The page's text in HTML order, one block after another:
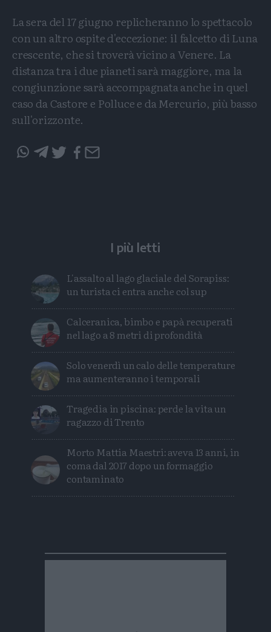
La sera del 17 giugno replicheranno lo spettacolo
con un altro ospite d'eccezione: il falcetto di Luna
crescente, che si troverà vicino a Venere. La
distanza tra i due pianeti sarà maggiore, ma la
congiunzione sarà accompagnata anche in quel
caso da Castore e Polluce e da Mercurio, più basso
sull'orizzonte.
I più letti
L'assalto al lago glaciale del Sorapiss:
un turista ci entra anche col sup
Calceranica, bimbo e papà recuperati
nel lago a 8 metri di profondità
Solo venerdì un calo delle temperature
ma aumenteranno i temporali
Tragedia in piscina: perde la vita un
ragazzo di Trento
Morto Mattia Maestri: aveva 13 anni, in
coma dal 2017 dopo un formaggio
contaminato